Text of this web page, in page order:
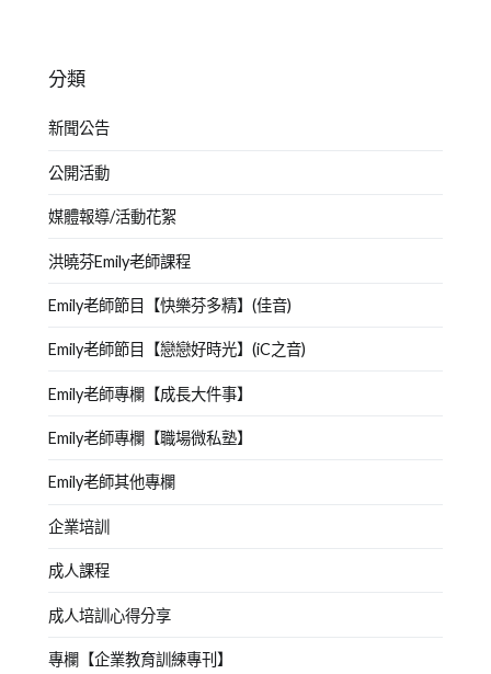
分類
新聞公告
公開活動
媒體報導/活動花絮
洪曉芬Emily老師課程
Emily老師節目【快樂芬多精】(佳音)
Emily老師節目【戀戀好時光】(iC之音)
Emily老師專欄【成長大件事】
Emily老師專欄【職場微私塾】
Emily老師其他專欄
企業培訓
成人課程
成人培訓心得分享
專欄【企業教育訓練專刊】